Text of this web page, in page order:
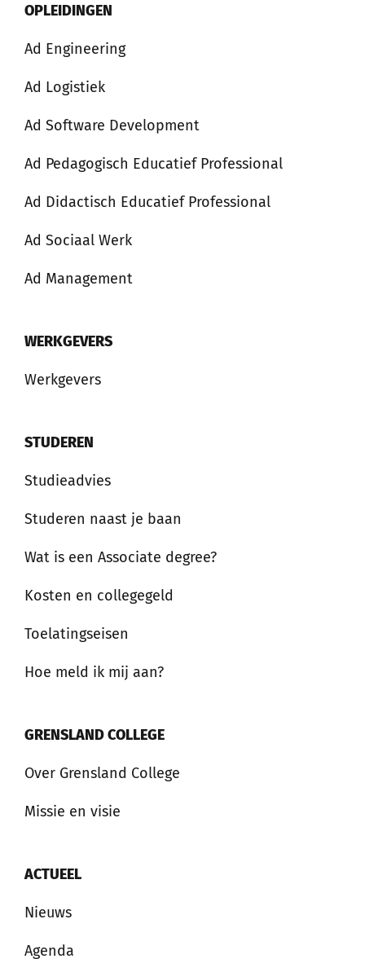
OPLEIDINGEN
Ad Engineering
Ad Logistiek
Ad Software Development
Ad Pedagogisch Educatief Professional
Ad Didactisch Educatief Professional
Ad Sociaal Werk
Ad Management
WERKGEVERS
Werkgevers
STUDEREN
Studieadvies
Studeren naast je baan
Wat is een Associate degree?
Kosten en collegegeld
Toelatingseisen
Hoe meld ik mij aan?
GRENSLAND COLLEGE
Over Grensland College
Missie en visie
ACTUEEL
Nieuws
Agenda